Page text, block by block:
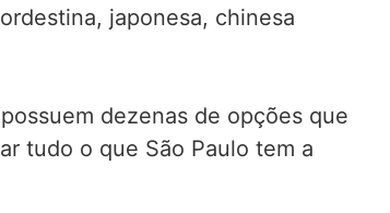
japonesa, chinesa
dezenas de opções que
tudo o que São Paulo tem a